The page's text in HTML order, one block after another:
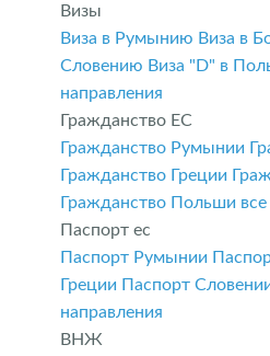
Визы
Виза в Румынию Виза в
Словению Виза "D" в
направления
Гражданство ЕС
Гражданство Румынии
Гражданство Греции
Гражданство Польши
Паспорт ес
Паспорт Румынии
Греции Паспорт
направления
ВНЖ